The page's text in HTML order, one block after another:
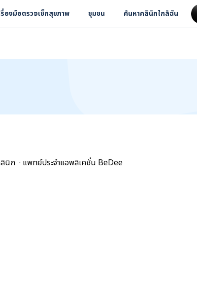
รื่องมือตรวจเช็กสุขภาพ ชุมชน ค้นหาคลินิกใกล้ฉัน
นิก · แพทย์ประจำแอพลิเคชั่น BeDee